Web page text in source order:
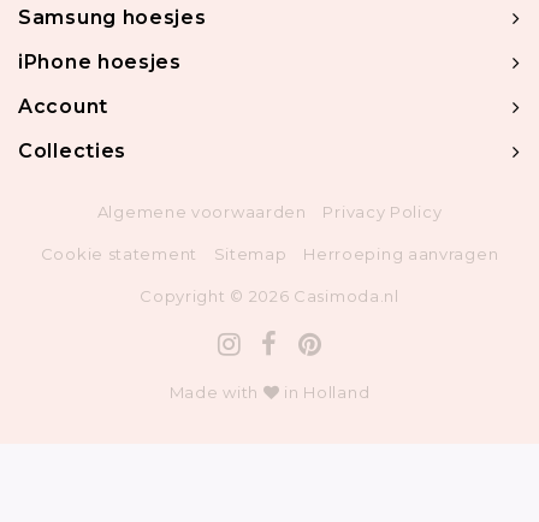
Samsung hoesjes
iPhone hoesjes
Account
Collecties
Algemene voorwaarden Privacy Policy
Cookie statement Sitemap Herroeping aanvragen
Copyright © 2026 Casimoda.nl
Made with in Holland